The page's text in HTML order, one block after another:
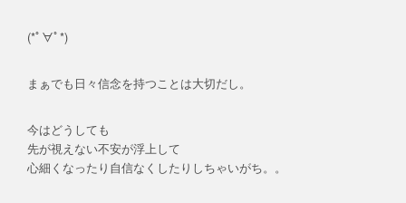
(*ﾟ∀ﾟ*)
まぁでも日々信念を持つことは大切だし。
今はどうしても
先が視えない不安が浮上して
心細くなったり自信なくしたりしちゃいがち。。